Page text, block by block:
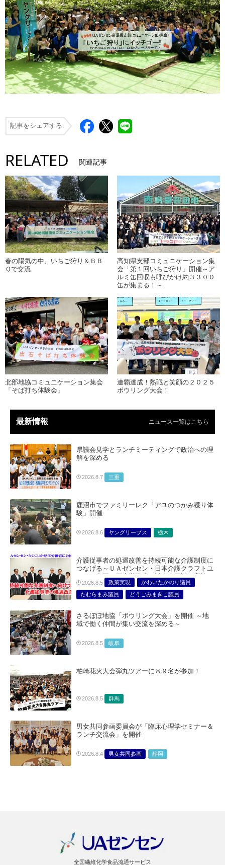
記事をシェアする
RELATED 関連記事
春の陽気の中、いちご狩り＆ＢＢ
Ｑで交流
高知県支部コミュニケーション集
会「第１回いちご狩り」開催～ア
ルミ缶回収も呼びかけ約３３００
缶が集まる！～
北部地協コミュニケーション集会
「そば打ち体験会」
連覇達成！熱戦と笑顔の２０２５
ボウリング大会！
最新情報 ニュース一覧はこちら
県議会見学とランチミーティングで政治への理
解を深める
2026.8.7 三重
鹿沼市でファミリーレク「アユのつかみ獲り体
験」開催
2026.8.6 ヤングリーブス 栃木
介護従事者の処遇改善を持続可能な介護制度に
つなげる～ＵＡゼンセン・日本介護クラフトユ
ニオン合同で厚生労働省に対する要請を実施～
2026.8.5 政策実現
かわいたかのり議員
たむらまみ議員
どうごみまきこ議員
さるぼぼ地協「ボウリング大会」を開催 ～地
域で働く仲間が集い交流を深める～
2026.8.5 岐阜
柏崎花火大会弾丸ツアーに８９名が参加！
2026.8.5 群馬
男女共同参画委員会が「臨床心理学セミナー＆
ランチ交流会」を開催
2026.8.4 男女共同参画 静岡
全国繊維化学食品流通サービス